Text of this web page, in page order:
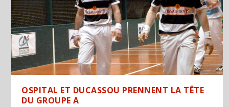
OSPITAL ET DUCASSOU PRENNENT LA TÊTE
DU GROUPE A